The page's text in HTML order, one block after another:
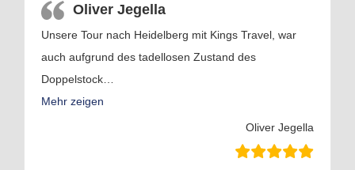
Oliver Jegella
Unsere Tour nach Heidelberg mit Kings Travel, war
auch aufgrund des tadellosen Zustand des
Doppelstock
Mehr zeigen
Oliver Jegella